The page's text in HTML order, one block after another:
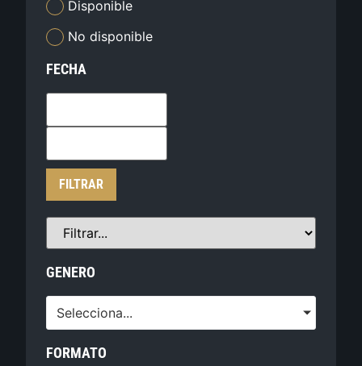
Disponible
No disponible
FECHA
FILTRAR
GENERO
Selecciona...
FORMATO